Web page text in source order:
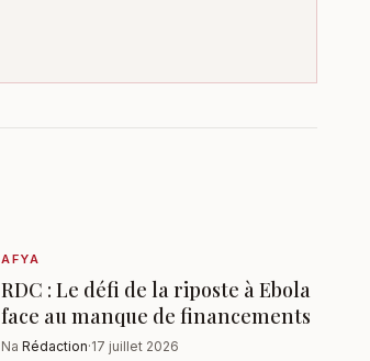
AFYA
RDC : Le défi de la riposte à Ebola
face au manque de financements
Na Rédaction·17 juillet 2026